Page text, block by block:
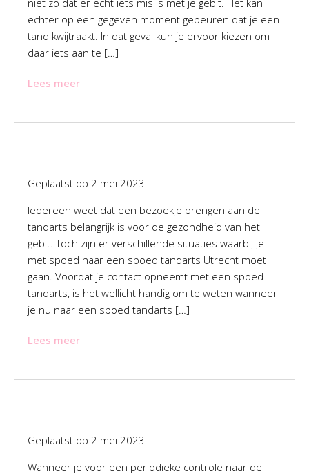
niet zo dat er echt iets mis is met je gebit. Het kan
echter op een gegeven moment gebeuren dat je een
tand kwijtraakt. In dat geval kun je ervoor kiezen om
daar iets aan te […]
Lees meer
Geplaatst op 2 mei 2023
Iedereen weet dat een bezoekje brengen aan de
tandarts belangrijk is voor de gezondheid van het
gebit. Toch zijn er verschillende situaties waarbij je
met spoed naar een spoed tandarts Utrecht moet
gaan. Voordat je contact opneemt met een spoed
tandarts, is het wellicht handig om te weten wanneer
je nu naar een spoed tandarts […]
Lees meer
Geplaatst op 2 mei 2023
Wanneer je voor een periodieke controle naar de